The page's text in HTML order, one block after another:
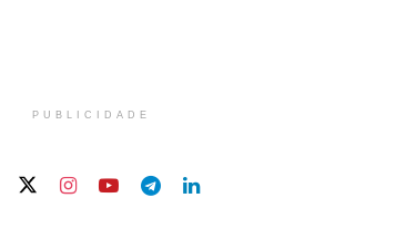
PUBLICIDADE